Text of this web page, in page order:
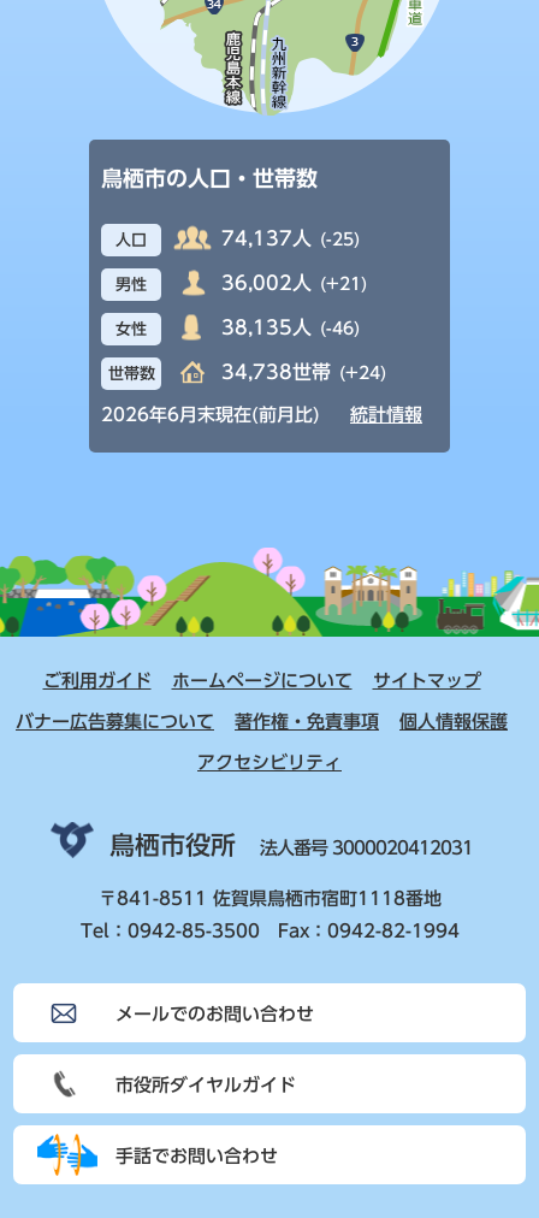
鳥栖市の人口・世帯数
人口 74,137人 (-25)
男性 36,002人 (+21)
女性 38,135人 (-46)
世帯数 34,738世帯 (+24)
2026年6月末現在(前月比) 統計情報
ご利用ガイド ホームページについて サイトマップ
バナー広告募集について 著作権・免責事項 個人情報保護
アクセシビリティ
鳥栖市役所 法人番号 3000020412031
〒841-8511 佐賀県鳥栖市宿町1118番地
Tel：0942-85-3500 Fax：0942-82-1994
メールでのお問い合わせ
市役所ダイヤルガイド
手話でお問い合わせ